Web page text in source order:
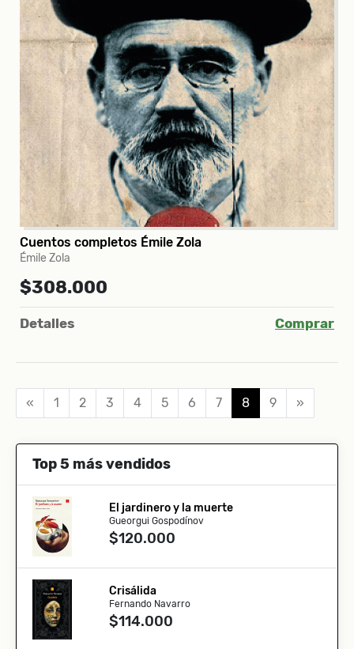
Top 5 más vendidos
El jardinero y la muerte
Gueorgui Gospodínov
$120.000
Crisálida
Fernando Navarro
$114.000
Cuentos completos Émile Zola
Émile Zola
$308.000
Detalles Comprar
« 1 2 3 4 5 6 7 8 9 »